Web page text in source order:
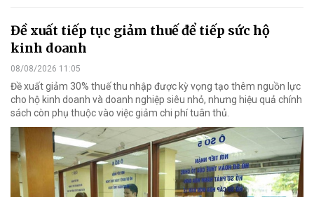
Đề xuất tiếp tục giảm thuế để tiếp sức hộ
kinh doanh
08/08/2026 11:05
Đề xuất giảm 30% thuế thu nhập được kỳ vọng tạo thêm nguồn lực
cho hộ kinh doanh và doanh nghiệp siêu nhỏ, nhưng hiệu quả chính
sách còn phụ thuộc vào việc giảm chi phí tuân thủ.